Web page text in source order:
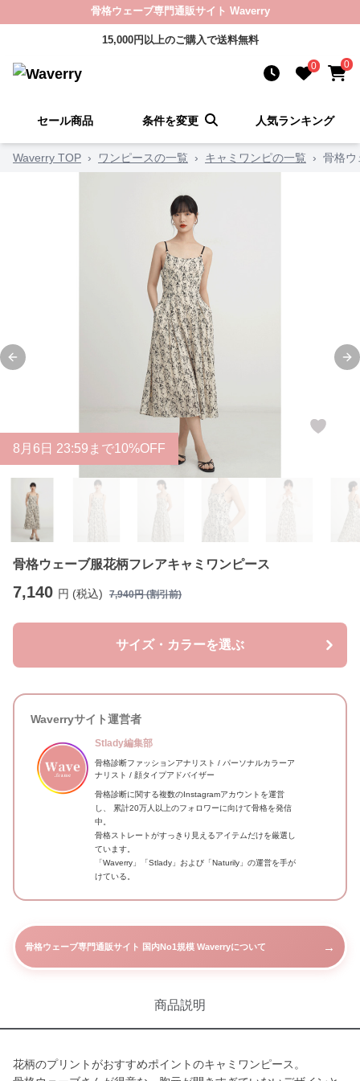
骨格ウェーブ専門通販サイト Waverry
15,000円以上のご購入で送料無料
0 0
セール商品 条件を変更 人気ランキング
Waverry TOP › ワンピースの一覧 › キャミワンピの一覧 › 骨格ウ
Previous slide
8 月 6 日 23:59まで10%OFF
骨格ウェーブ服花柄フレアキャミワンピース
7,140 円 (税込) 7,940円 (割引前)
サイズ・カラーを選ぶ
Waverryサイト運営者
Stlady編集部
骨格診断ファッションアナリスト / パーソナルカラーア
ナリスト / 顔タイプアドバイザー
骨格診断に関する複数のInstagramアカウントを運営
し、 累計20万人以上のフォロワーに向けて骨格を発信
中。
骨格ストレートがすっきり見えるアイテムだけを厳選し
ています。
「Waverry」「Stlady」および「Naturily」の運営を手が
けている。
骨格ウェーブ専門通販サイト 国内No1規模 Waverryについて →
商品説明
花柄のプリントがおすすめポイントのキャミワンピース。